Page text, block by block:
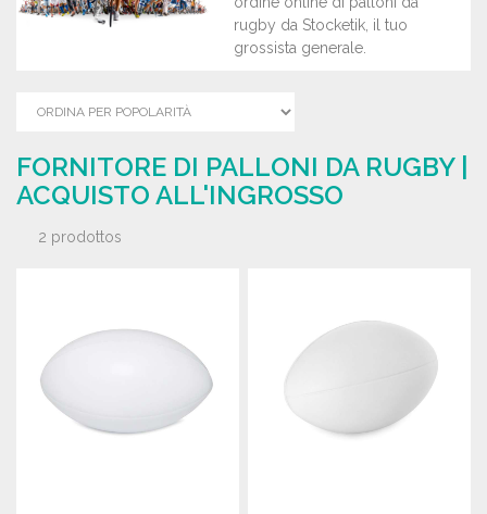
rugby da Stocketik, il tuo
grossista generale.
FORNITORE DI PALLONI DA RUGBY |
ACQUISTO ALL'INGROSSO
2 prodottos